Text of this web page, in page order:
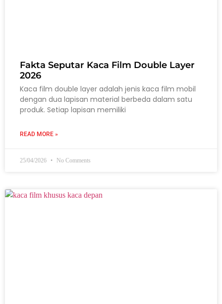
Fakta Seputar Kaca Film Double Layer
2026
Kaca film double layer adalah jenis kaca film mobil
dengan dua lapisan material berbeda dalam satu
produk. Setiap lapisan memiliki
READ MORE »
25/04/2026 No Comments